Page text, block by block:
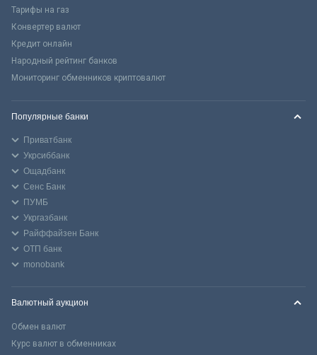
Тарифы на газ
Конвертер валют
Кредит онлайн
Народный рейтинг банков
Мониторинг обменников криптовалют
Популярные банки
Приватбанк
Укрсиббанк
Ощадбанк
Сенс Банк
ПУМБ
Укргазбанк
Райффайзен Банк
ОТП банк
monobank
Валютный аукцион
Обмен валют
Курс валют в обменниках